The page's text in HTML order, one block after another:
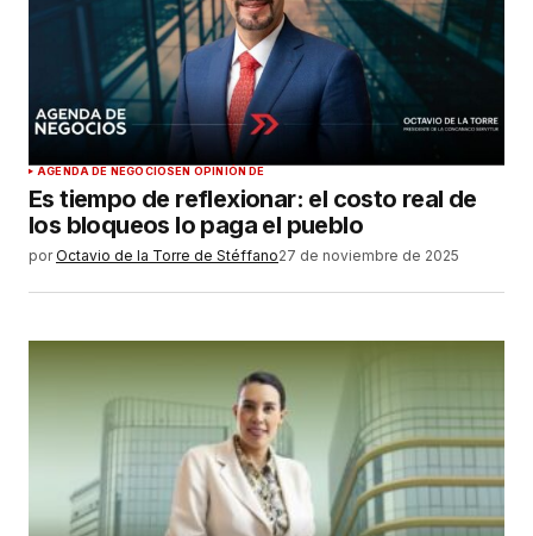
AGENDA DE NEGOCIOSEN OPINIÓN DE
Es tiempo de reflexionar: el costo real de
los bloqueos lo paga el pueblo
por Octavio de la Torre de Stéffano27 de noviembre de 2025